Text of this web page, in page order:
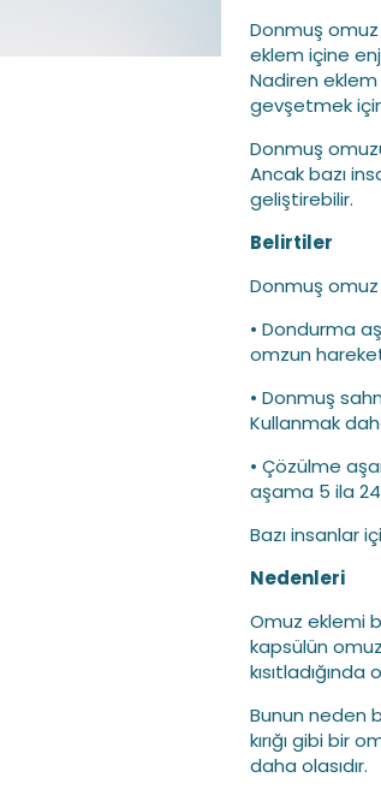
Donmuş omuz
eklem içine
Nadiren
gevşetmek
Donmuş
Ancak bazı
geliştirebilir.
Belirtiler
Donmuş
• Dondurma
omzun hareket
• Donmuş
Kullanmak
• Çözülme
aşama 5 ila
Bazı insanlar
Nedenleri
Omuz eklemi
kapsülün
kısıtladığında
Bunun neden
kırığı gibi bir
daha olasıdır.